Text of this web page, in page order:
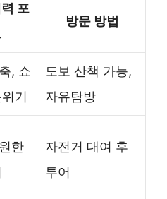
포
방문 방법
, 쇼
기
도보 산책 가능,
자유탐방
한
자전거 대여 후
투어